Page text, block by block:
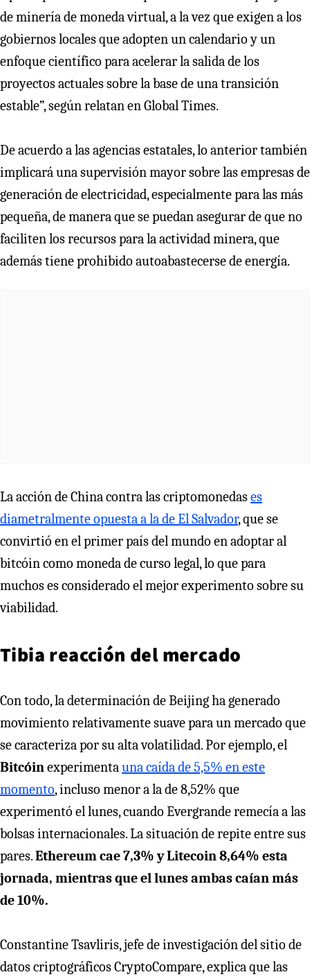
de minería de moneda virtual, a la vez que exigen a los
gobiernos locales que adopten un calendario y un
enfoque científico para acelerar la salida de los
proyectos actuales sobre la base de una transición
estable”, según relatan en Global Times.
De acuerdo a las agencias estatales, lo anterior también
implicará una supervisión mayor sobre las empresas de
generación de electricidad, especialmente para las más
pequeña, de manera que se puedan asegurar de que no
faciliten los recursos para la actividad minera, que
además tiene prohibido autoabastecerse de energía.
La acción de China contra las criptomonedases
diametralmente opuesta a la de El Salvador, que se
convirtió en el primer país del mundo en adoptar al
bitcóin como moneda de curso legal, lo que para
muchos es considerado el mejor experimento sobre su
viabilidad.
Tibia reacción del mercado
Con todo, la determinación de Beijing ha generado
movimiento relativamente suave para un mercado que
se caracteriza por su alta volatilidad. Por ejemplo, el
Bitcóin experimenta una caída de 5,5% en este
momento, incluso menor a la de 8,52% que
experimentó el lunes, cuando Evergrande remecía a las
bolsas internacionales. La situación de repite entre sus
pares.Ethereum cae 7,3% y Litecoin 8,64% esta
jornada, mientras que el lunes ambas caían más
de 10%.
Constantine Tsavliris, jefe de investigación del sitio de
datos criptográficos CryptoCompare, explica que las